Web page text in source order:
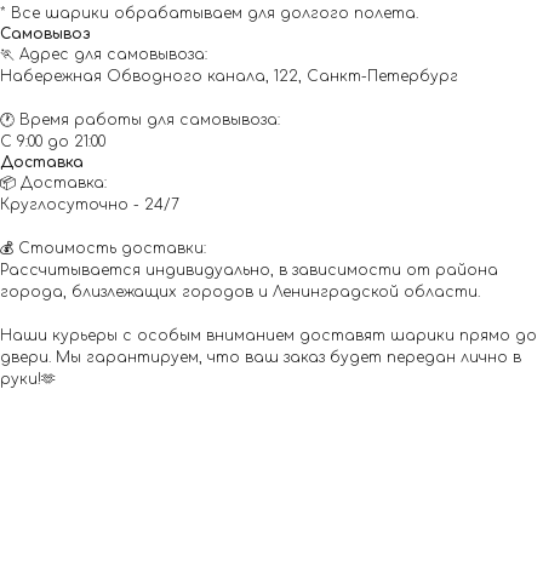
* Все шарики обрабатываем для долгого полета.
Самовывоз
🏃 Адрес для самовывоза:
Набережная Обводного канала, 122, Санкт-Петербург
🕐 Время работы для самовывоза:
С 9:00 до 21:00
Доставка
📦 Доставка:
Круглосуточно - 24/7
💰 Стоимость доставки:
Рассчитывается индивидуально, в зависимости от района
города, близлежащих городов и Ленинградской области.
Наши курьеры с особым вниманием доставят шарики прямо до
двери. Мы гарантируем, что ваш заказ будет передан лично в
руки!🫶